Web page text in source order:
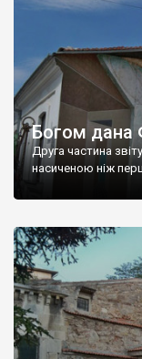
Богом дана
Друга частина
насиченою ніж